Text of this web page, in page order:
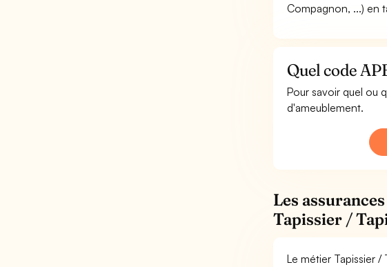
Compagnon, ...) en
Quel code
Pour savoir quel ou
d'ameublement.
Les
Tapissier /
Le métier Tapissier